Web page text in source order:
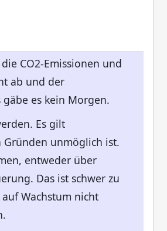
CO2-Emissionen und
ab und der
es kein Morgen.
Es gilt
Gründen unmöglich ist.
entweder über
Das ist schwer zu
Wachstum nicht